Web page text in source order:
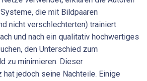
die mit Bildpaaren
nicht verschlechterten) trainiert
und nach ein qualitativ hochwertiges
den Unterschied zum
zu minimieren. Dieser
jedoch seine Nachteile. Einige